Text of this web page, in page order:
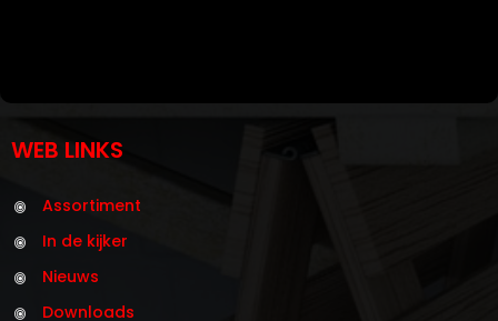
WEB LINKS
Assortiment
In de kijker
Nieuws
Downloads